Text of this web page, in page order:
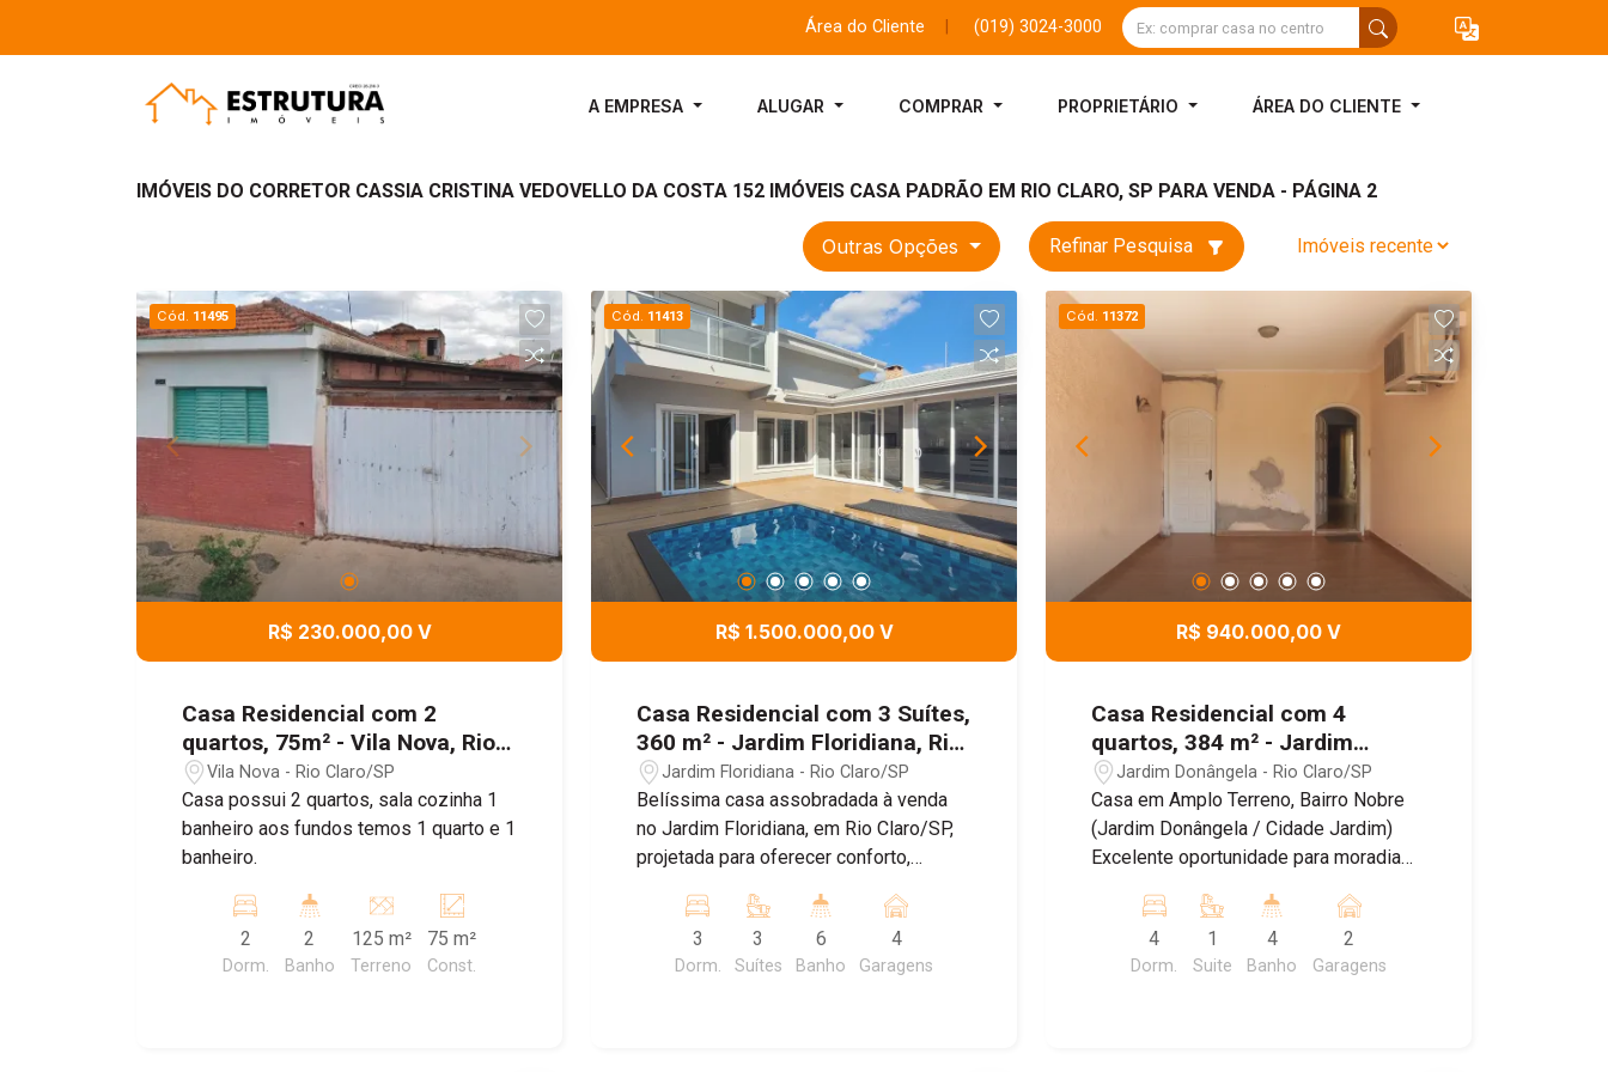
Área do Cliente (019) 3024-3000
A EMPRESA ALUGAR COMPRAR PROPRIETÁRIO ÁREA DO CLIENTE
IMÓVEIS DO CORRETOR CASSIA CRISTINA VEDOVELLO DA COSTA 152 IMÓVEIS CASA PADRÃO EM RIO CLARO, SP PARA VENDA - PÁGINA 2
Outras Opções Refinar Pesquisa
Cód. 11495
R$ 230.000,00 V
Casa Residencial com 2
quartos, 75m² - Vila Nova, Rio
Claro/SP
Vila Nova - Rio Claro/SP
Casa possui 2 quartos, sala cozinha 1
banheiro aos fundos temos 1 quarto e 1
banheiro.
2
Dorm.
2
Banho
125 m²
Terreno
75 m²
Const.
Cód. 11413
R$ 1.500.000,00 V
Casa Residencial com 3 Suítes,
360 m² - Jardim Floridiana, Rio
Claro/SP
Jardim Floridiana - Rio Claro/SP
Belíssima casa assobradada à venda
no Jardim Floridiana, em Rio Claro/SP,
projetada para oferecer conforto,
detalhe. Com garagem para até 4
veículos, o imóvel conta com
ambientes amplos, bem distribuídos e
3
Dorm.
3
Suítes
6
Banho
4
Garagens
Cód. 11372
R$ 940.000,00 V
Casa Residencial com 4
quartos, 384 m² - Jardim
Donângela, Rio Claro/SP
Jardim Donângela - Rio Claro/SP
Casa em Amplo Terreno, Bairro Nobre
(Jardim Donângela / Cidade Jardim)
Excelente oportunidade para moradia
em região valorizada! O imóvel conta
com 8 metros de frente e um terreno
espaçoso. Possui garagem para 2
4
Dorm.
1
Suite
4
Banho
2
Garagens